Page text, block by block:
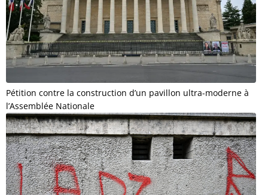
Pétition contre la construction d’un pavillon ultra-moderne à
l’Assemblée Nationale